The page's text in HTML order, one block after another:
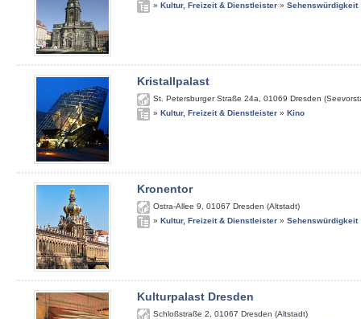
» Kultur, Freizeit & Dienstleister » Sehenswürdigkeit
Kristallpalast
St. Petersburger Straße 24a 01069 Dresden
» Kultur, Freizeit & Dienstleister » Kino
Kronentor
Ostra-Allee 9 01067 Dresden (Altstadt)
» Kultur, Freizeit & Dienstleister » Sehenswürdigkeit
Kulturpalast Dresden
Schloßstraße 2 01067 Dresden (Altstadt)